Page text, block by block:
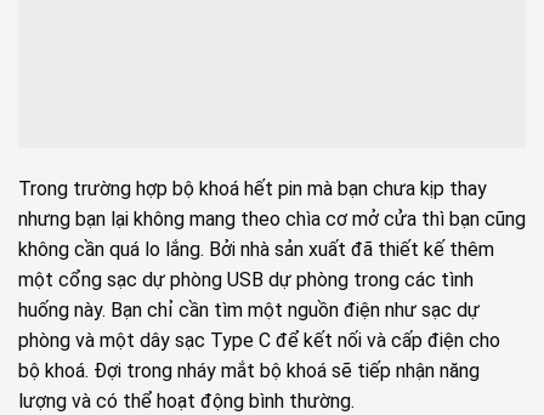
Trong trường hợp bộ khoá hết pin mà bạn chưa kịp thay
nhưng bạn lại không mang theo chìa cơ mở cửa thì bạn cũng
không cần quá lo lắng. Bởi nhà sản xuất đã thiết kế thêm
một cổng sạc dự phòng USB dự phòng trong các tình
huống này. Bạn chỉ cần tìm một nguồn điện như sạc dự
phòng và một dây sạc Type C để kết nối và cấp điện cho
bộ khoá. Đợi trong nháy mắt bộ khoá sẽ tiếp nhận năng
lượng và có thể hoạt động bình thường.